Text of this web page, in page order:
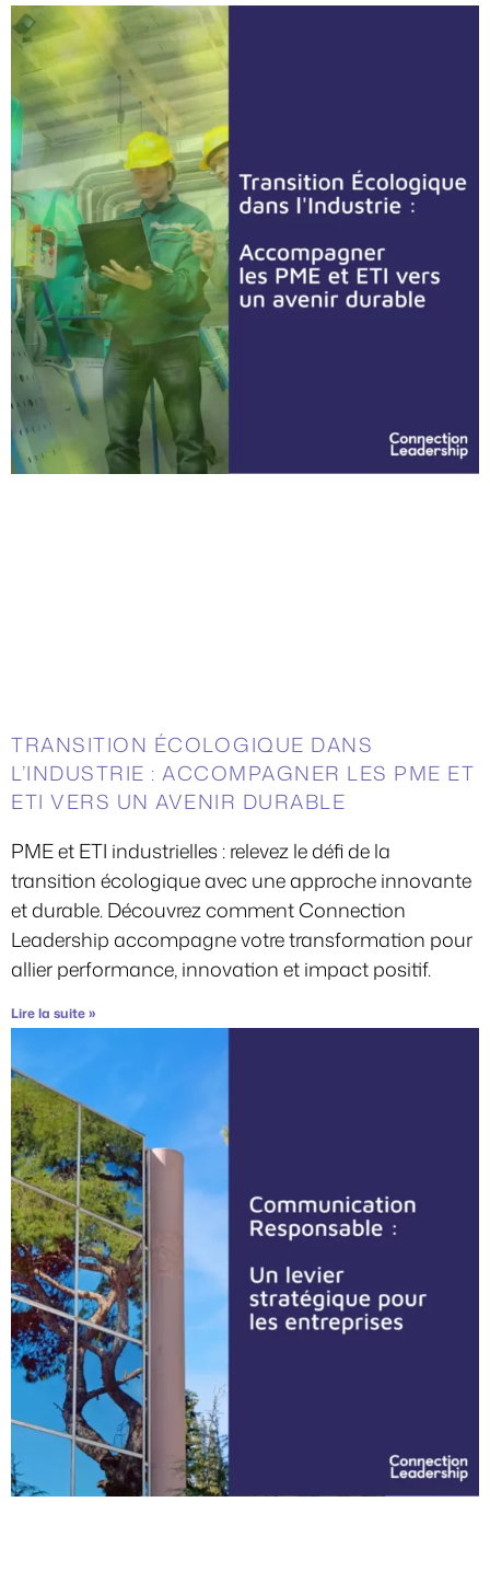
TRANSITION ÉCOLOGIQUE DANS
L’INDUSTRIE : ACCOMPAGNER LES PME ET
ETI VERS UN AVENIR DURABLE
PME et ETI industrielles : relevez le défi de la
transition écologique avec une approche innovante
et durable. Découvrez comment Connection
Leadership accompagne votre transformation pour
allier performance, innovation et impact positif.
Lire la suite »